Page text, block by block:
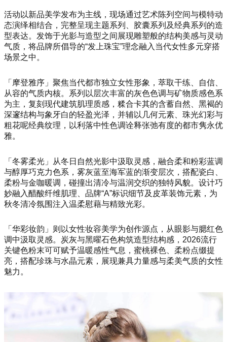
活动以新品美学发布为主线，现场通过艺术陈列空间与模特动
态演绎相结合，完整呈现主题系列、胶囊系列及经典系列的造
型表达。发饰于光影与造型之间展现雕塑般的结构美感与灵动
气质，将品牌所倡导的“发上珠宝”理念融入当代女性多元穿搭
场景之中。
「摩登雅序」聚焦当代都市独立女性形象，萃取干练、自信、
从容的气质内核。系列以层次丰富的灰色色调与矿物质感色系
为主，复刻现代建筑肌理质感，糅合卡其的含蓄自然、黑褐的
深邃结构与象牙白的轻盈光泽，并辅以几何元素、珠光幻彩与
粗花呢经典纹理，以利落中性色调诠释张弛有度的都市隽永优
雅。
「冬雾柔光」从冬日自然光影中汲取灵感，融合柔和粉彩蓝调
与醇厚巧克力色系，雾灰蓝至海军蓝的渐变层次，搭配瓷白、
柔粉与金咖暖调，碰撞出清冷与温润交织的独特风貌。设计巧
妙融入醋酸纤维肌理、品牌“A”标识细节及皮革装饰元素，为
秋冬清冷氛围注入温柔慰藉与精致光彩。
「华彩妆韵」则以女性妆容美学为创作源点，从眼影与腮红色
调中汲取灵感。炭灰与黑曜石色构筑造型结构感，2026流行
关键色粉末可可赋予温暖感性气息，蜜桃裸色、柔粉点缀提
亮，搭配珍珠与水晶元素，展现兼具力量感与柔美气质的女性
魅力。